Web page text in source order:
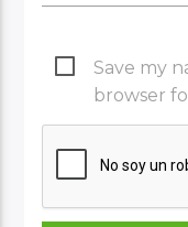
Save my
browser